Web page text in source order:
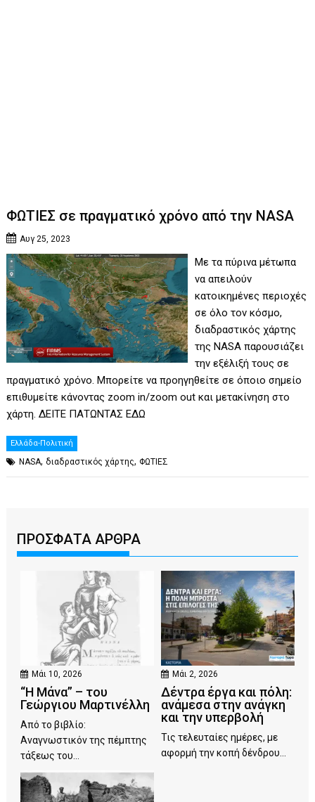
ΦΩΤΙΕΣ σε πραγματικό χρόνο από την NASA
Αυγ 25, 2023
Με τα πύρινα μέτωπα
να απειλούν
κατοικημένες περιοχές
σε όλο τον κόσμο,
διαδραστικός χάρτης
της NASA παρουσιάζει
την εξέλιξή τους σε
πραγματικό χρόνο. Μπορείτε να προηγηθείτε σε όποιο σημείο
επιθυμείτε κάνοντας zoom in/zoom out και μετακίνηση στο
χάρτη. ΔΕΙΤΕ ΠΑΤΩΝΤΑΣ ΕΔΩ
Ελλάδα-Πολιτική
NASA,διαδραστικός χάρτης,ΦΩΤΙΕΣ
ΠΡΟΣΦΑΤΑ ΑΡΘΡΑ
Μάι 10, 2026
“Η Μάνα” – του
Γεώργιου Μαρτινέλλη
Από το βιβλίο:
Αναγνωστικόν της πέμπτης
τάξεως του...
Μάι 2, 2026
Δέντρα έργα και πόλη:
ανάμεσα στην ανάγκη
και την υπερβολή
Τις τελευταίες ημέρες, με
αφορμή την κοπή δένδρου...